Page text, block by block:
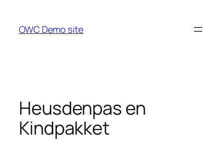
content
OWC Demo site
Heusdenpas en
Kindpakket